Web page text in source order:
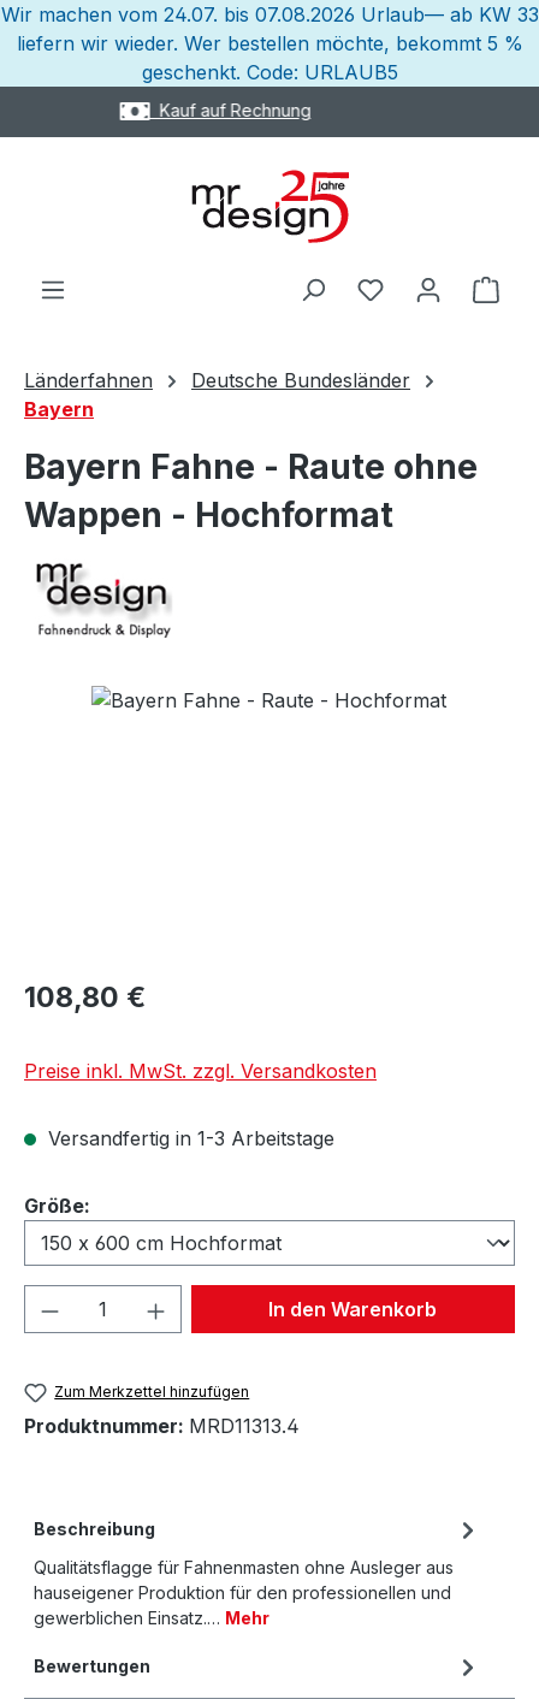
Zum Hauptinhalt springen
Wir machen vom 24.07. bis 07.08.2026 Urlaub— ab KW 33
liefern wir wieder. Wer bestellen möchte, bekommt 5 %
geschenkt. Code: URLAUB5
Express Versand möglich
Länderfahnen
Deutsche Bundesländer
Bayern
Bayern Fahne - Raute ohne
Wappen - Hochformat
Bildergalerie überspringen
108,80 €
Preise inkl. MwSt. zzgl. Versandkosten
Versandfertig in 1-3 Arbeitstage
Größe:
Produkt Anzahl: Gib denIn den Warenkorb
Zum Merkzettel hinzufügen
Produktnummer: MRD11313.4
Beschreibung
Qualitätsflagge für Fahnenmasten ohne Ausleger aus
hauseigener Produktion für den professionellen und
gewerblichen Einsatz.… Mehr
Bewertungen